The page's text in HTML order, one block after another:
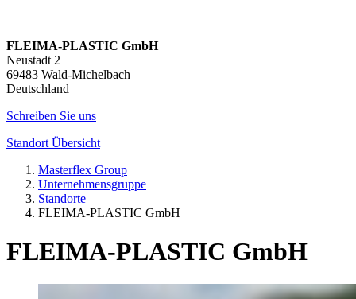
FLEIMA-PLASTIC GmbH
Neustadt 2
69483 Wald-Michelbach
Deutschland
Schreiben Sie uns
Standort Übersicht
Masterflex Group
Unternehmensgruppe
Standorte
FLEIMA-PLASTIC GmbH
FLEIMA-PLASTIC GmbH